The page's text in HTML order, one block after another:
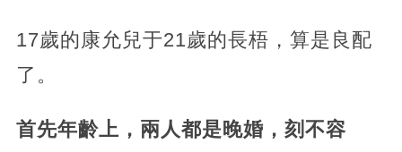
17歲的康允兒于21歲的長梧，算是良配
了。
首先年齡上，兩人都是晚婚，刻不容